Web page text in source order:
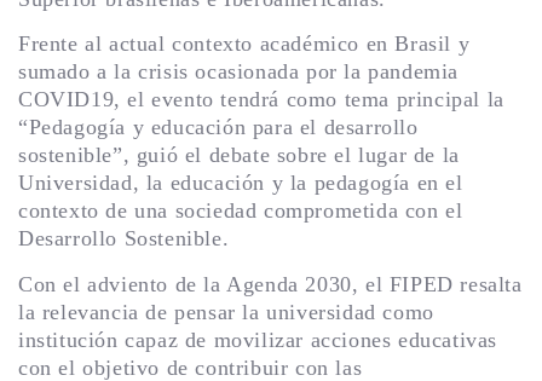
Frente al actual contexto académico en Brasil y
sumado a la crisis ocasionada por la pandemia
COVID19, el evento tendrá como tema principal la
“Pedagogía y educación para el desarrollo
sostenible”, guió el debate sobre el lugar de la
Universidad, la educación y la pedagogía en el
contexto de una sociedad comprometida con el
Desarrollo Sostenible.
Con el adviento de la Agenda 2030, el FIPED resalta
la relevancia de pensar la universidad como
institución capaz de movilizar acciones educativas
con el objetivo de contribuir con las